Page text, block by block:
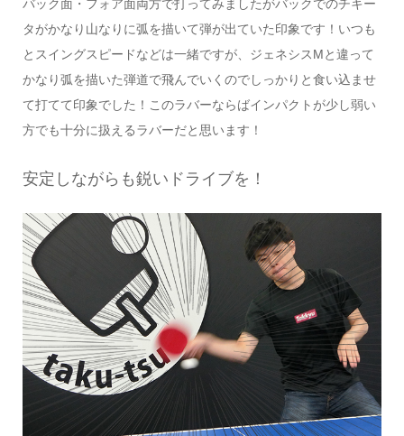
バック面・フォア面両方で打ってみましたがバックでのチキー
タがかなり山なりに弧を描いて弾が出ていた印象です！いつも
とスイングスピードなどは一緒ですが、ジェネシスMと違って
かなり弧を描いた弾道で飛んでいくのでしっかりと食い込ませ
て打てて印象でした！このラバーならばインパクトが少し弱い
方でも十分に扱えるラバーだと思います！
安定しながらも鋭いドライブを！